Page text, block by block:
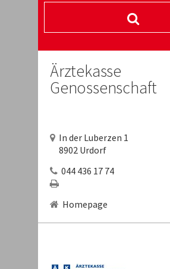
Ärztekasse
Genossenschaft
In der Luberzen 1
8902 Urdorf
044 436 17 74
Homepage